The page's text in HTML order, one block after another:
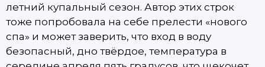
летний купальный сезон. Автор этих строк
тоже попробовала на себе прелести «нового
спа» и может заверить, что вход в воду
безопасный, дно твёрдое, температура в